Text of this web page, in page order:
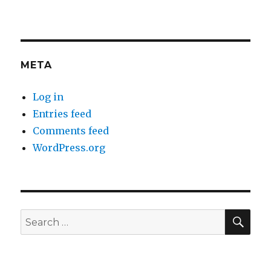
META
Log in
Entries feed
Comments feed
WordPress.org
Search
for: